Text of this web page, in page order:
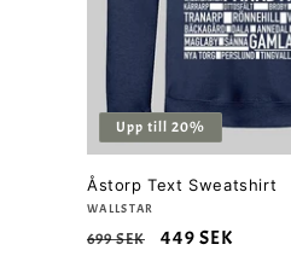
Upp till 20%
Åstorp Text Sweatshirt
Säljare:
WALLSTAR
Ordinarie
699 SEK Försäljningspris
449 SEK